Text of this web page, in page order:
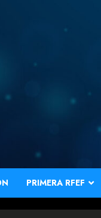
PRIMERA RFEF